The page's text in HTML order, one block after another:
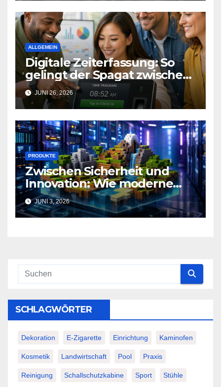
ALLGEMEIN
Digitale Zeiterfassung: So
gelingt der Spagat zwischen
Arbeitsalltag und effizienter
Personalplanung
JUNI 26, 2026
PRODUKTE
Zwischen Sicherheit und
Innovation: Wie moderne
Technik Gaming-
Communities neu definiert
JUNI 3, 2026
SCHLAGWÖRTER
Dekoration E-Zigarette Einrichtung Kaminofen
Kosmetik Landwirtschaft Pool Praxis
Reinigung Schallschutzkabine Sport Stühle